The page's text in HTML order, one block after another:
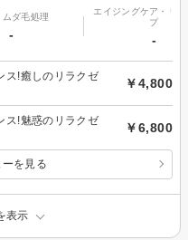
ムダ毛処理
-
エイジングケア・リ
プ
-
ス!癒しのリラクゼ
￥4,800
ス!魅惑のリラクゼ
￥6,800
を見る
表示